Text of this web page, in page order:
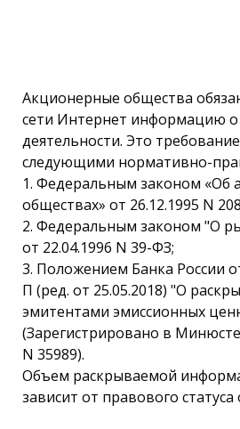
Акционерные общества
сети Интернет информацию о
деятельности. Это
следующими нормативно-
1. Федеральным законом «Об
обществах» от 26.12.1995 N
2. Федеральным законом "О
от 22.04.1996 N 39-ФЗ;
3. Положением Банка России
П (ред. от 25.05.2018) "О
эмитентами эмиссионных
(Зарегистрировано в Минюсте
N 35989).
Объем раскрываемой
зависит от правового